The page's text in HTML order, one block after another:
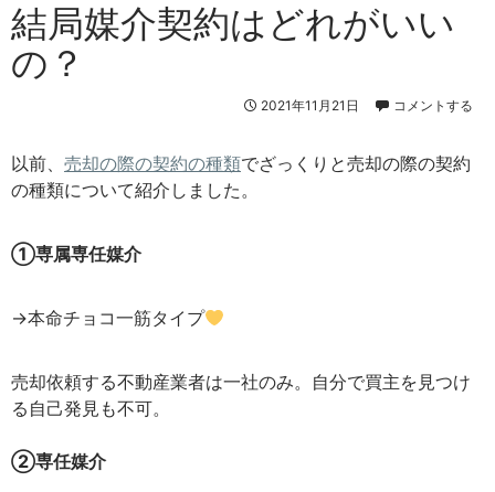
結局媒介契約はどれがいい
の？
2021年11月21日 コメントする
以前、 売却の際の契約の種類でざっくりと売却の際の契約
の種類について紹介しました。
①専属専任媒介
→本命チョコ一筋タイプ
売却依頼する不動産業者は一社のみ。自分で買主を見つけ
る自己発見も不可。
②専任媒介